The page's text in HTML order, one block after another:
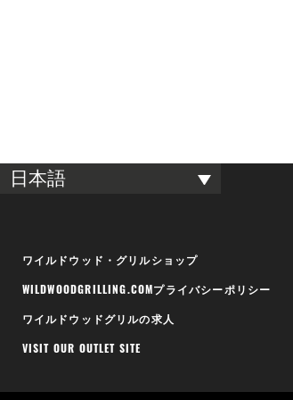
日本語
ワイルドウッド・グリルショップ
WILDWOODGRILLING.COMプライバシーポリシー
ワイルドウッドグリルの求人
VISIT OUR OUTLET SITE